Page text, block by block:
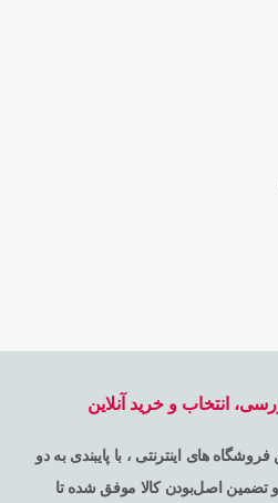
انتخاب و خرید آنلاین
های اینترنتی ، با پایبندی به دو
و تضمین اصل‌بودن کالا موفق شده تا